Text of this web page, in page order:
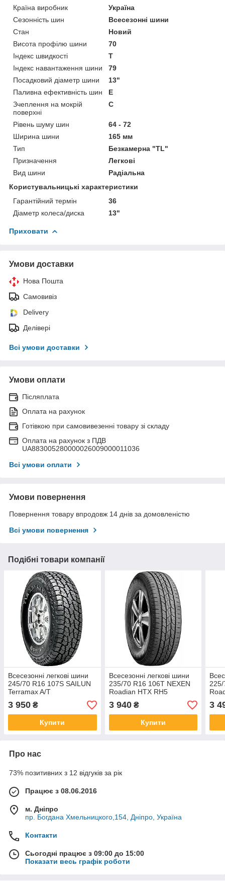
Країна виробник
Україна
Сезонність шин
Всесезонні шини
Стан
Новий
Висота профілю шини
70
Індекс швидкості
T
Індекс навантаження шини
79
Посадковий діаметр шини
13"
Паливна ефективність шин
E
Зчеплення на мокрій
поверхні
C
Рівень шуму шин
64 - 72
Ширина шини
165 мм
Тип
Безкамерна "TL"
Призначення
Легкові
Вид шини
Радіальна
Користувальницькі характеристики
Гарантійний термін
36
Діаметр колеса/диска
13"
Приховати
Умови доставки
Нова Пошта
Самовивіз
Delivery
Делівері
Всі умови доставки
Умови оплати
Післяплата
Оплата на рахунок
Готівкою при самовивезенні товару зі складу
Оплата на рахунок з ПДВ
UA883005280000026009000011036
Всі умови оплати
Умови повернення
Повернення товару впродовж 14 днів за домовленістю
Всі умови повернення
Подібні товари компанії
Всесезонні легкові шини
245/70 R16 107S SAILUN
Terramax A/T
3 950 ₴
Купити
Всесезонні легкові шини
235/70 R16 106T NEXEN
Roadian HTX RH5
3 940₴
Купити
225/
3
Про нас
73% позитивних з 12 відгуків за рік
Працює з 08.06.2016
м. Дніпро
пр. Богдана Хмельницкого,154, Дніпро, Україна
Контакти
Сьогодні працює з 09:00 до 15:00
Показати весь графік роботи